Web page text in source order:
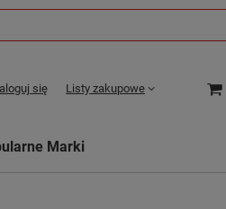
się Listy zakupowe
Marki